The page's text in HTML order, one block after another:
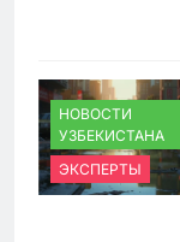
НОВОСТИ
УЗБЕКИСТАНА
ЭКСПЕРТЫ